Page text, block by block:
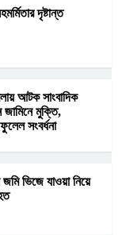
দৃষ্টান্ত
আটক সাংবাদিক
মুক্তি,
সংবর্ধনা
ভিজে যাওয়া নিয়ে